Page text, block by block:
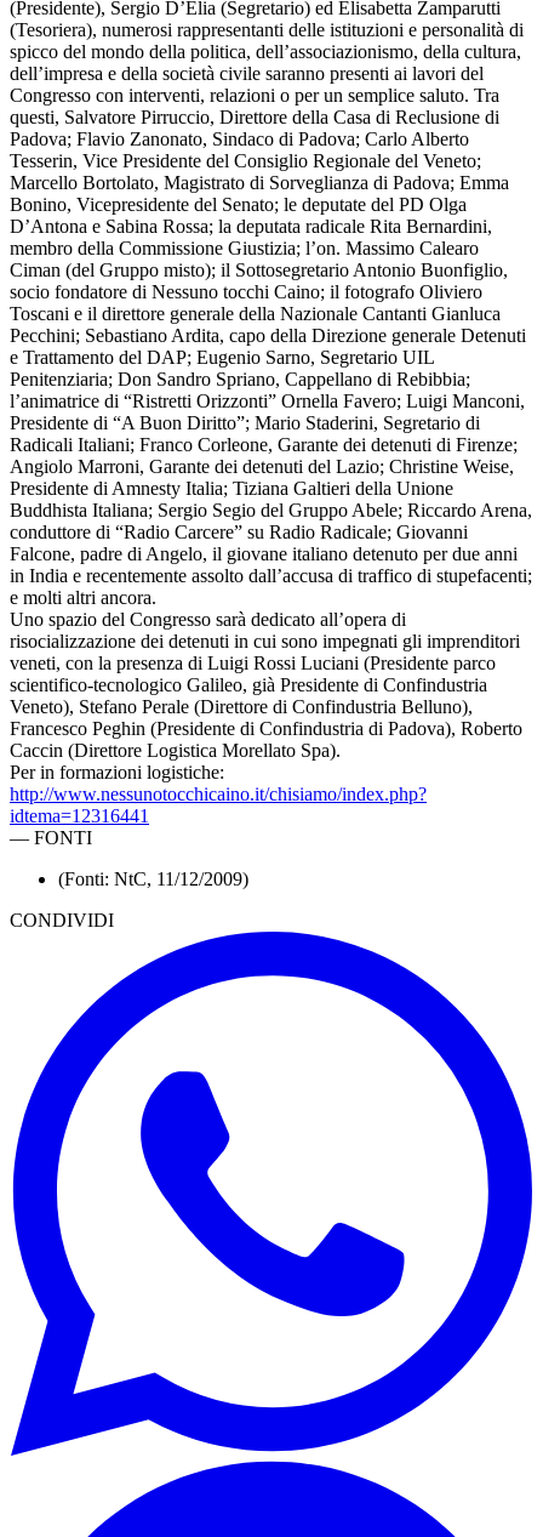
(Presidente), Sergio D’Elia (Segretario) ed Elisabetta Zamparutti
(Tesoriera), numerosi rappresentanti delle istituzioni e personalità di
spicco del mondo della politica, dell’associazionismo, della cultura,
dell’impresa e della società civile saranno presenti ai lavori del
Congresso con interventi, relazioni o per un semplice saluto. Tra
questi, Salvatore Pirruccio, Direttore della Casa di Reclusione di
Padova; Flavio Zanonato, Sindaco di Padova; Carlo Alberto
Tesserin, Vice Presidente del Consiglio Regionale del Veneto;
Marcello Bortolato, Magistrato di Sorveglianza di Padova; Emma
Bonino, Vicepresidente del Senato; le deputate del PD Olga
D’Antona e Sabina Rossa; la deputata radicale Rita Bernardini,
membro della Commissione Giustizia; l’on. Massimo Calearo
Ciman (del Gruppo misto); il Sottosegretario Antonio Buonfiglio,
socio fondatore di Nessuno tocchi Caino; il fotografo Oliviero
Toscani e il direttore generale della Nazionale Cantanti Gianluca
Pecchini; Sebastiano Ardita, capo della Direzione generale Detenuti
e Trattamento del DAP; Eugenio Sarno, Segretario UIL
Penitenziaria; Don Sandro Spriano, Cappellano di Rebibbia;
l’animatrice di “Ristretti Orizzonti” Ornella Favero; Luigi Manconi,
Presidente di “A Buon Diritto”; Mario Staderini, Segretario di
Radicali Italiani; Franco Corleone, Garante dei detenuti di Firenze;
Angiolo Marroni, Garante dei detenuti del Lazio; Christine Weise,
Presidente di Amnesty Italia; Tiziana Galtieri della Unione
Buddhista Italiana; Sergio Segio del Gruppo Abele; Riccardo Arena,
conduttore di “Radio Carcere” su Radio Radicale; Giovanni
Falcone, padre di Angelo, il giovane italiano detenuto per due anni
in India e recentemente assolto dall’accusa di traffico di stupefacenti;
e molti altri ancora.
Uno spazio del Congresso sarà dedicato all’opera di
risocializzazione dei detenuti in cui sono impegnati gli imprenditori
veneti, con la presenza di Luigi Rossi Luciani (Presidente parco
scientifico-tecnologico Galileo, già Presidente di Confindustria
Veneto), Stefano Perale (Direttore di Confindustria Belluno),
Francesco Peghin (Presidente di Confindustria di Padova), Roberto
Caccin (Direttore Logistica Morellato Spa).
Per in formazioni logistiche:
http://www.nessunotocchicaino.it/chisiamo/index.php?
idtema=12316441
— FONTI
(Fonti: NtC, 11/12/2009)
CONDIVIDI